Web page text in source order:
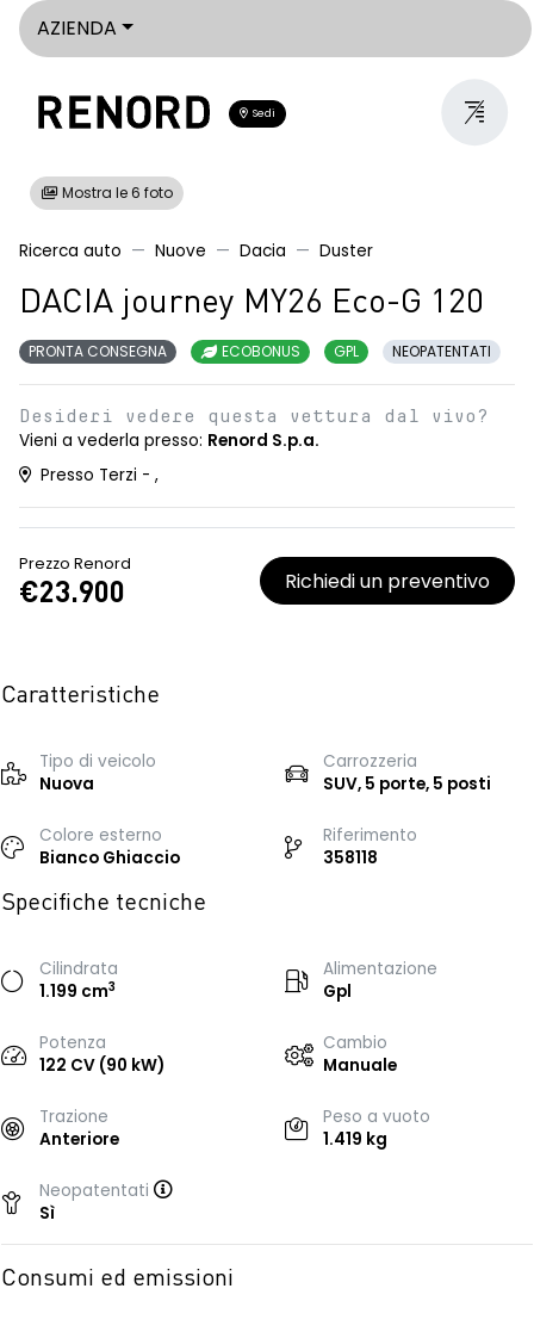
AZIENDA
Sedi
Mostra le 6 foto
Ricerca auto Nuove Dacia Duster
DACIA journey MY26 Eco-G 120
PRONTA CONSEGNA ECOBONUS GPL NEOPATENTATI
Desideri vedere questa vettura dal vivo?
Vieni a vederla presso: Renord S.p.a.
Presso Terzi - ,
Prezzo Renord
€23.900 Richiedi un preventivo
Caratteristiche
Tipo di veicolo
Nuova
Carrozzeria
SUV, 5 porte, 5 posti
Colore esterno
Bianco Ghiaccio
Riferimento
358118
Specifiche tecniche
Cilindrata
1.199 cm3
Alimentazione
Gpl
Potenza
122 CV (90 kW)
Cambio
Manuale
Trazione
Anteriore
Peso a vuoto
1.419 kg
Neopatentati
Sì
Consumi ed emissioni